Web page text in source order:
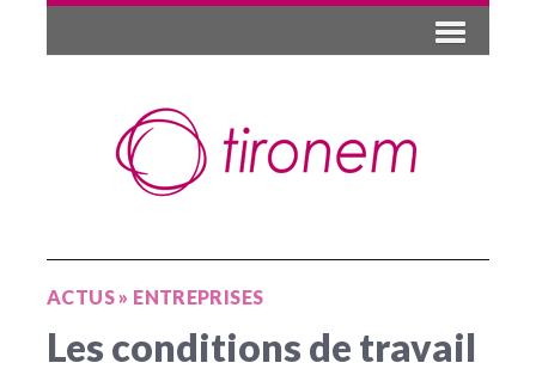
ACTUS» ENTREPRISES
Les conditions de travail